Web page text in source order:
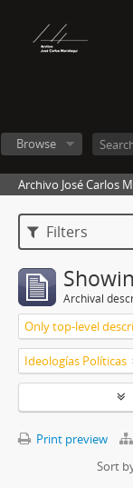
Browse
Archivo José Carlos
Filters
Archival
Only top-level
Ideologías Políticas
Print preview
Sort